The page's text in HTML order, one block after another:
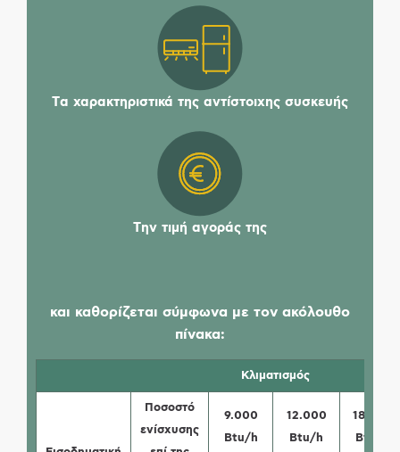
Tα χαρακτηριστικά της αντίστοιχης συσκευής
Tην τιμή αγοράς της
και καθορίζεται σύμφωνα με τον ακόλουθο
πίνακα:
Κλιματισμός
Ποσοστό
ενίσχυσης
9.000
Βtu/h
12.000
Βtu/h
18.000
Βtu/h